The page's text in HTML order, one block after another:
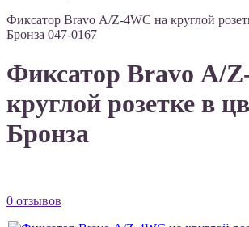
Фиксатор Bravo А/Z-4WC на круглой
Бронза 047-0167
Фиксатор Bravo А/
круглой розетке в
Бронза
0 отзывов